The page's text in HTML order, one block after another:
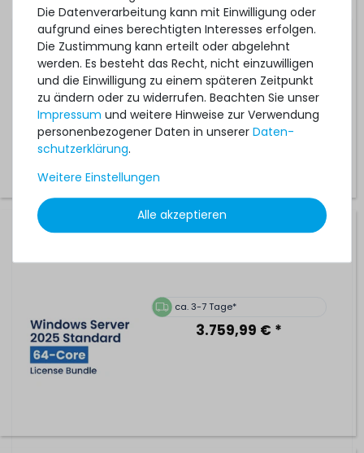
(68-Core Lizenzpaket, OPL Volumenlizenz)
ca. 3-7 Tage*
3.994,99 € *
Microsoft Windows Server 2025 Standard für 64 Kerne
ca. 3-7 Tage*
3.759,99 € *
Die Datenverarbeitung kann mit Einwilligung oder
aufgrund eines berechtigten Interesses erfolgen.
Die Zustimmung kann erteilt oder abgelehnt
werden. Es besteht das Recht, nicht einzuwilligen
und die Einwilligung zu einem späteren Zeitpunkt
zu ändern oder zu widerrufen. Beachten Sie unser
Impressum und weitere Hinweise zur Verwendung
personenbezogener Daten in unserer Daten­
schutz­erklärung.
Weitere Einstellungen
Alle akzeptieren